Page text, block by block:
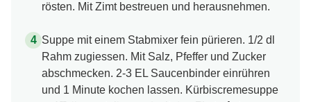
rösten. Mit Zimt bestreuen und herausnehmen.
Suppe mit einem Stabmixer fein pürieren. 1/2 dl
Rahm zugiessen. Mit Salz, Pfeffer und Zucker
abschmecken. 2-3 EL Saucenbinder einrühren
und 1 Minute kochen lassen. Kürbiscremesuppe